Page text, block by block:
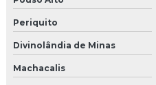
Periquito
Divinolândia de Minas
Machacalis